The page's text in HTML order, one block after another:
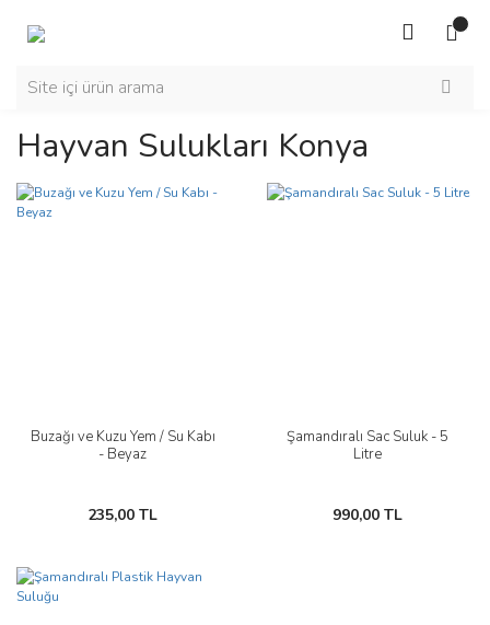
Hayvan Sulukları Konya
Buzağı ve Kuzu Yem / Su Kabı
- Beyaz
235,00 TL
Şamandıralı Sac Suluk - 5
Litre
990,00 TL